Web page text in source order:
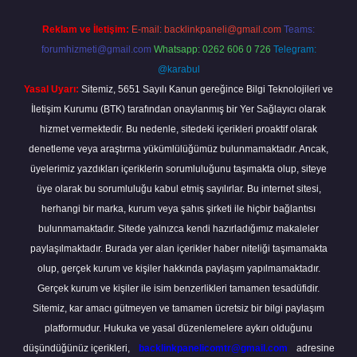
Reklam ve İletişim: E-mail: backlinkpaneli@gmail.com Teams:
forumhizmeti@gmail.com Whatsapp: 0262 606 0 726 Telegram:
@karabul
Yasal Uyarı: Sitemiz, 5651 Sayılı Kanun gereğince Bilgi Teknolojileri ve
İletişim Kurumu (BTK) tarafından onaylanmış bir Yer Sağlayıcı olarak
hizmet vermektedir. Bu nedenle, sitedeki içerikleri proaktif olarak
denetleme veya araştırma yükümlülüğümüz bulunmamaktadır. Ancak,
üyelerimiz yazdıkları içeriklerin sorumluluğunu taşımakta olup, siteye
üye olarak bu sorumluluğu kabul etmiş sayılırlar. Bu internet sitesi,
herhangi bir marka, kurum veya şahıs şirketi ile hiçbir bağlantısı
bulunmamaktadır. Sitede yalnızca kendi hazırladığımız makaleler
paylaşılmaktadır. Burada yer alan içerikler haber niteliği taşımamakta
olup, gerçek kurum ve kişiler hakkında paylaşım yapılmamaktadır.
Gerçek kurum ve kişiler ile isim benzerlikleri tamamen tesadüfidir.
Sitemiz, kar amacı gütmeyen ve tamamen ücretsiz bir bilgi paylaşım
platformudur. Hukuka ve yasal düzenlemelere aykırı olduğunu
düşündüğünüz içerikleri,
backlinkpanelicomtr@gmail.com adresine